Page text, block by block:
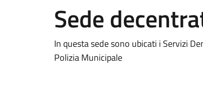
Sede
In questa sede sono ubicati i Servizi
Polizia Municipale